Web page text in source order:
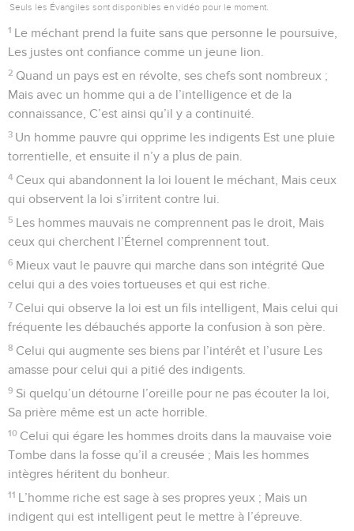
Seuls les Évangiles sont disponibles en vidéo pour le moment.
1 Le méchant prend la fuite sans que personne le poursuive,
Les justes ont confiance comme un jeune lion.
2 Quand un pays est en révolte, ses chefs sont nombreux ;
Mais avec un homme qui a de l’intelligence et de la
connaissance, C’est ainsi qu’il y a continuité.
3 Un homme pauvre qui opprime les indigents Est une pluie
torrentielle, et ensuite il n’y a plus de pain.
4 Ceux qui abandonnent la loi louent le méchant, Mais ceux
qui observent la loi s’irritent contre lui.
5 Les hommes mauvais ne comprennent pas le droit, Mais
ceux qui cherchent l’Éternel comprennent tout.
6 Mieux vaut le pauvre qui marche dans son intégrité Que
celui qui a des voies tortueuses et qui est riche.
7 Celui qui observe la loi est un fils intelligent, Mais celui qui
fréquente les débauchés apporte la confusion à son père.
8 Celui qui augmente ses biens par l’intérêt et l’usure Les
amasse pour celui qui a pitié des indigents.
9 Si quelqu’un détourne l’oreille pour ne pas écouter la loi,
Sa prière même est un acte horrible.
10 Celui qui égare les hommes droits dans la mauvaise voie
Tombe dans la fosse qu’il a creusée ; Mais les hommes
intègres héritent du bonheur.
11 L’homme riche est sage à ses propres yeux ; Mais un
indigent qui est intelligent peut le mettre à l’épreuve.